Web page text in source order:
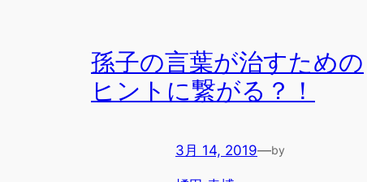
孫子の言葉が治すための
ヒントに繋がる？！
3月 14, 2019—by